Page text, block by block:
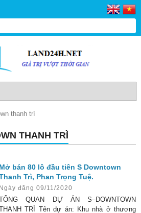
thanh trì
THANH TRÌ
Mở bán 80 lô đầu tiên S Downtown
Trì, Phan Trọng Tuệ.
Ngày đăng 09/11/2020
QUAN DỰ ÁN S–DOWNTOWN
TRÌ Tên dự án: Khu nhà ở thương